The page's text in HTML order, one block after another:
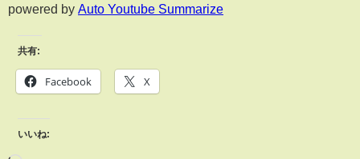
powered by Auto Youtube Summarize
共有:
Facebook X
いいね: